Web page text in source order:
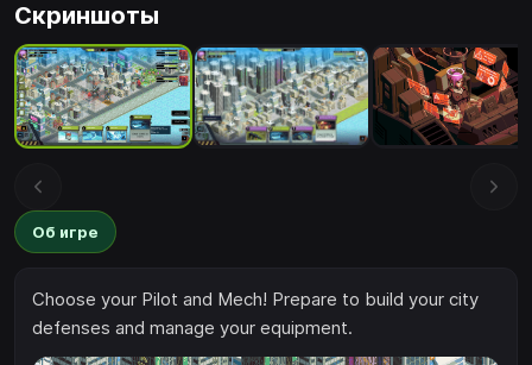
Скриншоты
Об игре
Choose your Pilot and Mech! Prepare to build your city
defenses and manage your equipment.